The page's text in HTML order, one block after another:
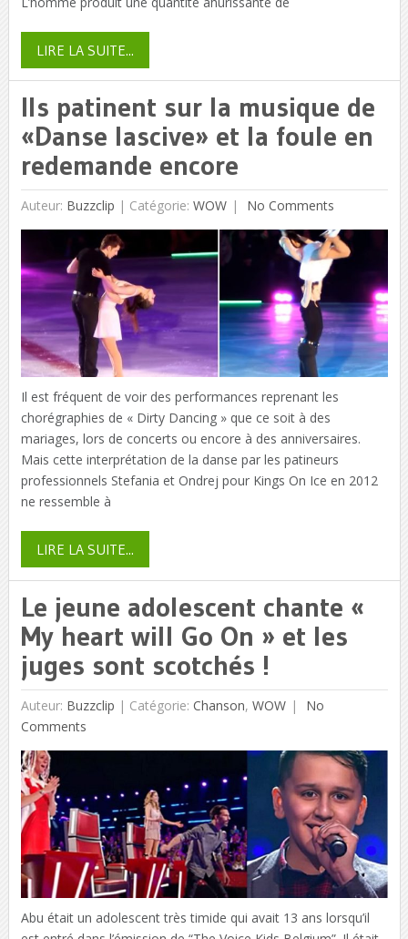
LIRE LA SUITE...
Ils patinent sur la musique de
«Danse lascive» et la foule en
redemande encore
Auteur: Buzzclip | Catégorie: WOW No Comments
Il est fréquent de voir des performances reprenant les
chorégraphies de « Dirty Dancing » que ce soit à des
mariages, lors de concerts ou encore à des anniversaires.
Mais cette interprétation de la danse par les patineurs
professionnels Stefania et Ondrej pour Kings On Ice en 2012
ne ressemble à
LIRE LA SUITE...
Le jeune adolescent chante «
My heart will Go On » et les
juges sont scotchés !
Auteur: Buzzclip | Catégorie: Chanson, WOW
No
Comments
Abu était un adolescent très timide qui avait 13 ans lorsqu’il